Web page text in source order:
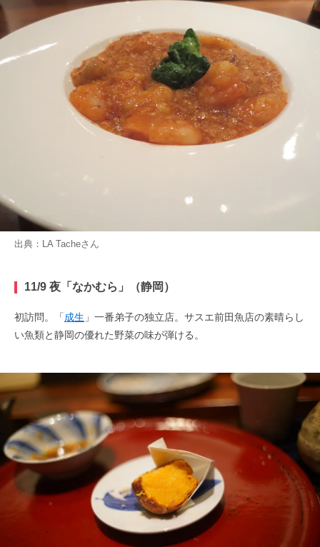
出典： LA Tacheさん
11/9 夜「なかむら」（静岡）
初訪問。「成生 」一番弟子の独立店。サスエ前田魚店の素晴らし
い魚類と静岡の優れた野菜の味が弾ける。